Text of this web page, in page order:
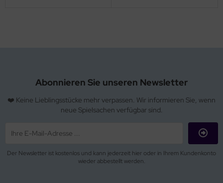
Abonnieren Sie unseren Newsletter
❤️ Keine Lieblingsstücke mehr verpassen. Wir informieren Sie, wenn
neue Spielsachen verfügbar sind.
Der Newsletter ist kostenlos und kann jederzeit hier oder in Ihrem Kundenkonto
wieder abbestellt werden.